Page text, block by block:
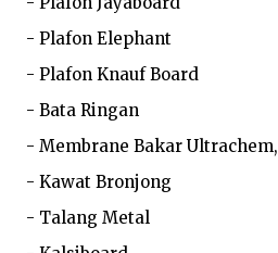
- Plafon Elephant
- Plafon Knauf Board
- Bata Ringan
- Membrane Bakar
- Kawat Bronjong
- Talang Metal